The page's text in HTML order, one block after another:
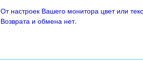
От настроек Вашего монитора цвет или
Возврата и обмена нет.